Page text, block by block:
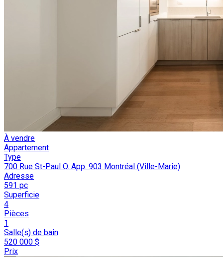
À vendre
Appartement
Type
700 Rue St-Paul O. App. 903 Montréal (Ville-Marie)
Adresse
591 pc
Superficie
4
Pièces
1
Salle(s) de bain
520 000 $
Prix